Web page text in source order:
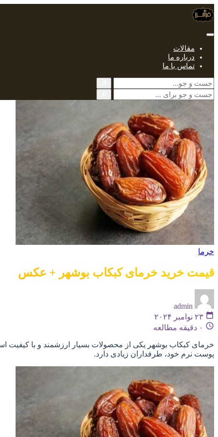
مقالات
درباره ما
تماس با ما
خرما
قیمت خرید خرمای کبکاب بوشهر + عکس
admin
۲۳ نوامبر ۲۰۲۴
۰ دقیقه مطالعه
خرمای کبکاب بوشهر یکی از محصولات بسیار ارزشمند و با
پوست نرم خود، طرفداران زیادی دارد.